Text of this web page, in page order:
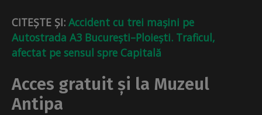
CITEȘTE ȘI: Accident cu trei mașini pe
Autostrada A3 București–Ploiești. Traficul,
afectat pe sensul spre Capitală
Acces gratuit și la Muzeul
Antipa